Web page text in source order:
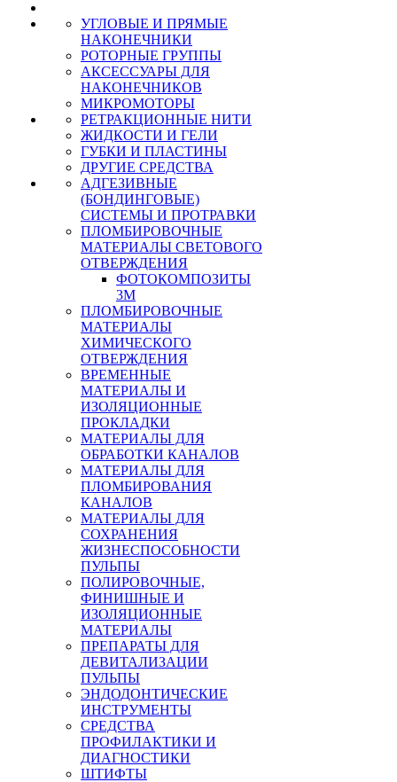
УГЛОВЫЕ И ПРЯМЫЕ
НАКОНЕЧНИКИ
РОТОРНЫЕ ГРУППЫ
АКСЕССУАРЫ ДЛЯ
НАКОНЕЧНИКОВ
МИКРОМОТОРЫ
РЕТРАКЦИОННЫЕ НИТИ
ЖИДКОСТИ И ГЕЛИ
ГУБКИ И ПЛАСТИНЫ
ДРУГИЕ СРЕДСТВА
АДГЕЗИВНЫЕ
(БОНДИНГОВЫЕ)
СИСТЕМЫ И ПРОТРАВКИ
ПЛОМБИРОВОЧНЫЕ
МАТЕРИАЛЫ СВЕТОВОГО
ОТВЕРЖДЕНИЯ
ФОТОКОМПОЗИТЫ
3М
ПЛОМБИРОВОЧНЫЕ
МАТЕРИАЛЫ
ХИМИЧЕСКОГО
ОТВЕРЖДЕНИЯ
ВРЕМЕННЫЕ
МАТЕРИАЛЫ И
ИЗОЛЯЦИОННЫЕ
ПРОКЛАДКИ
МАТЕРИАЛЫ ДЛЯ
ОБРАБОТКИ КАНАЛОВ
МАТЕРИАЛЫ ДЛЯ
ПЛОМБИРОВАНИЯ
КАНАЛОВ
МАТЕРИАЛЫ ДЛЯ
СОХРАНЕНИЯ
ЖИЗНЕСПОСОБНОСТИ
ПУЛЬПЫ
ПОЛИРОВОЧНЫЕ,
ФИНИШНЫЕ И
ИЗОЛЯЦИОННЫЕ
МАТЕРИАЛЫ
ПРЕПАРАТЫ ДЛЯ
ДЕВИТАЛИЗАЦИИ
ПУЛЬПЫ
ЭНДОДОНТИЧЕСКИЕ
ИНСТРУМЕНТЫ
СРЕДСТВА
ПРОФИЛАКТИКИ И
ДИАГНОСТИКИ
ШТИФТЫ